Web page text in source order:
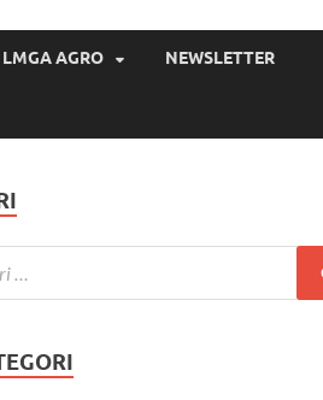
LMGA AGRO NEWSLETTER